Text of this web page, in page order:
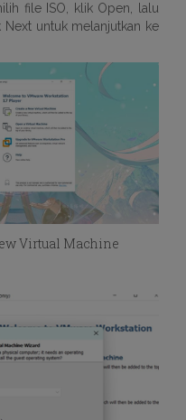
file ISO, klik Open, lalu
untuk melanjutkan ke
Virtual Machine